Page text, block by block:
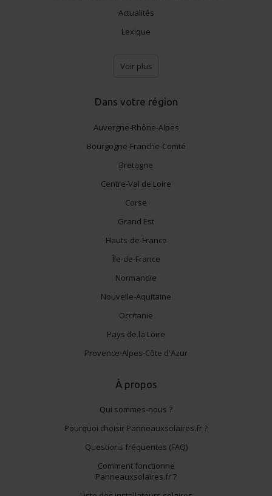
Actualités
Lexique
Voir plus
Dans votre région
Auvergne-Rhône-Alpes
Bourgogne-Franche-Comté
Bretagne
Centre-Val de Loire
Corse
Grand Est
Hauts-de-France
Île-de-France
Normandie
Nouvelle-Aquitaine
Occitanie
Pays de la Loire
Provence-Alpes-Côte d'Azur
À propos
Qui sommes-nous ?
Pourquoi choisir Panneauxsolaires.fr ?
Questions fréquentes (FAQ)
Comment fonctionne
Panneauxsolaires.fr ?